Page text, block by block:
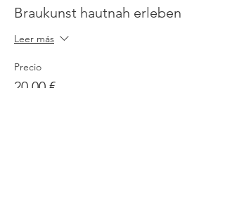
Braukunst hautnah erleben
Leer más
Precio
20,00 €